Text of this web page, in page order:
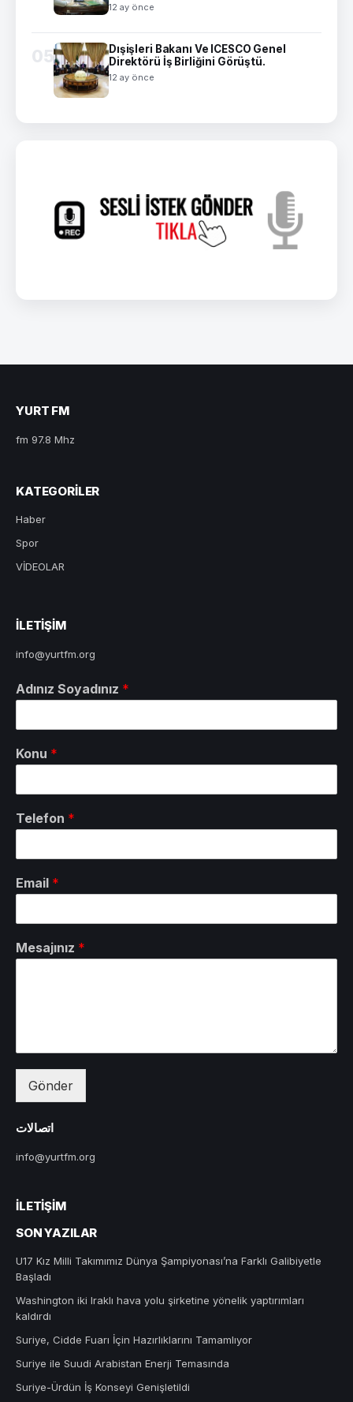
12 ay önce
05
Dışişleri Bakanı Ve ICESCO Genel
Direktörü İş Birliğini Görüştü.
12 ay önce
YURT FM
fm 97.8 Mhz
KATEGORILER
Haber
Spor
VİDEOLAR
ILETIŞIM
info@yurtfm.org
Adınız Soyadınız *
Konu *
Telefon *
Email *
Mesajınız *
Gönder
اتصالات
info@yurtfm.org
İLETIŞIM
SON YAZILAR
U17 Kız Milli Takımımız Dünya Şampiyonası’na Farklı Galibiyetle
Başladı
Washington iki Iraklı hava yolu şirketine yönelik yaptırımları
kaldırdı
Suriye, Cidde Fuarı İçin Hazırlıklarını Tamamlıyor
Suriye ile Suudi Arabistan Enerji Temasında
Suriye-Ürdün İş Konseyi Genişletildi